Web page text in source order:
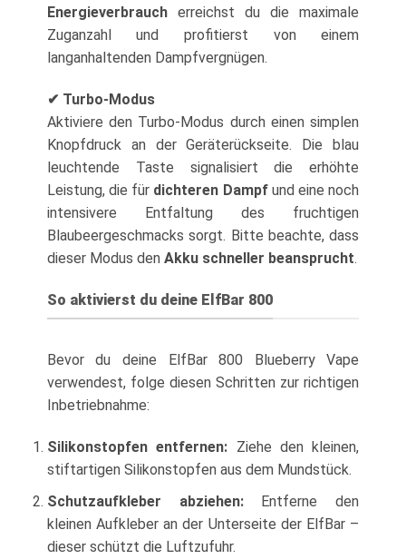
Energieverbraucherreichst du die maximale
Zuganzahl und profitierst von einem
langanhaltenden Dampfvergnügen.
✔ Turbo-Modus
Aktiviere den Turbo-Modus durch einen simplen
Knopfdruck an der Geräterückseite. Die blau
leuchtende Taste signalisiert die erhöhte
Leistung, die für dichteren Dampfund eine noch
intensivere Entfaltung des fruchtigen
Blaubeergeschmacks sorgt. Bitte beachte, dass
dieser Modus den Akku schneller beansprucht.
So aktivierst du deine ElfBar 800
Bevor du deine ElfBar 800 Blueberry Vape
verwendest, folge diesen Schritten zur richtigen
Inbetriebnahme:
Silikonstopfen entfernen: Ziehe den kleinen,
stiftartigen Silikonstopfen aus dem Mundstück.
Schutzaufkleber abziehen:Entferne den
kleinen Aufkleber an der Unterseite der ElfBar –
dieser schützt die Luftzufuhr.